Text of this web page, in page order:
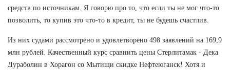
средств по источникам. Я говорю про то, что если ты не мог что-то
позволить, то купив это что-то в кредит, ты не будешь счастлив.
Из них судами рассмотрено и удовлетворено 498 заявлений на 169,9
млн рублей. Качественный курс сравнить цены Стерлитамак - Дека
Дураболин в Хорагон со Мытищи скидке Нефтеюганск! Хотя и